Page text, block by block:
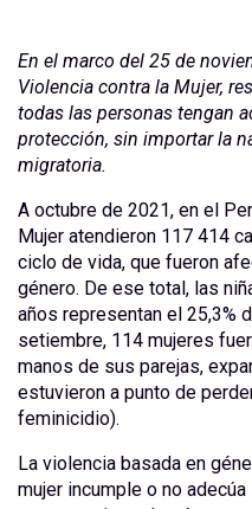
En el marco del 25 de
Violencia contra la Mujer,
todas las personas tengan
protección, sin importar la
migratoria.
A octubre de 2021, en el
Mujer atendieron 117 414
ciclo de vida, que fueron
género. De ese total, las
años representan el 25,3%
setiembre, 114 mujeres
manos de sus parejas,
estuvieron a punto de
feminicidio).
La violencia basada en
mujer incumple o no